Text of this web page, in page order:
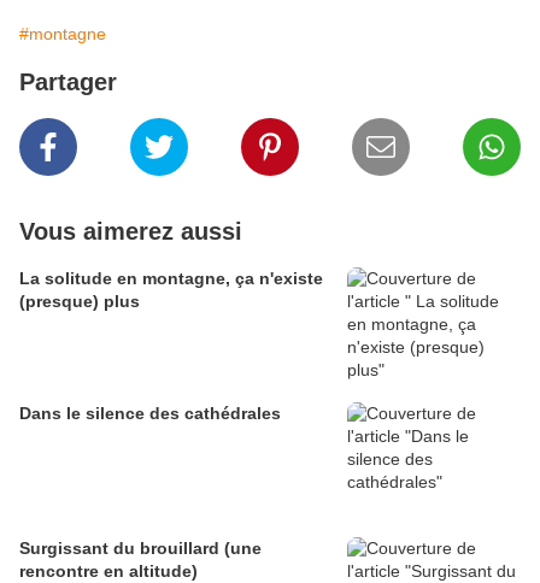
#montagne
Partager
Vous aimerez aussi
La solitude en montagne, ça n'existe
(presque) plus
Dans le silence des cathédrales
Surgissant du brouillard (une
rencontre en altitude)